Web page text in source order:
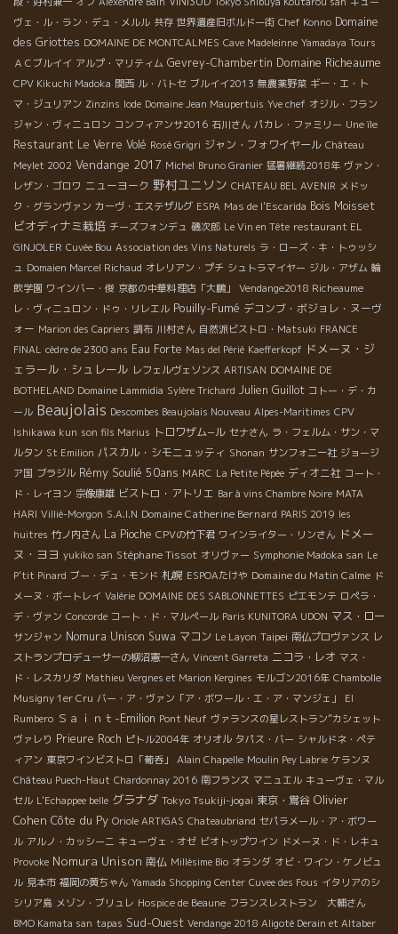
ヴェ・ル・ラン・デュ・メルル 共存 世界遺産旧ボルドー街 Chef Konno Domaine
des Griottes DOMAINE DE MONTCALMES Cave Madeleinne Yamadaya Tours
ＡＣブルイイ アルプ・マリティム Gevrey-Chambertin Domaine Richeaume
CPV Kikuchi Madoka 関西 ル・バトセ ブルイイ2013 無農薬野菜 ギー・エ・ト
マ・ジュリアン Zinzins Iode Domaine Jean Maupertuis Yve chef オジル・フラン
ジャン・ヴィニュロン コンフィアンサ2016 石川さん パカレ・ファミリー Une île
Restaurant Le Verre Volé Rosé Grigri ジャン・フォワイヤール Château
Meylet 2002 Vendange 2017 Michel Bruno Granier 猛暑継続2018年 ヴァン・
レザン・ゴロワ ニューヨーク 野村ユニソン CHATEAU BEL AVENIR メドッ
ク・グランヴァン カーヴ・エステザルグ ESPA Mas de l'Escarida Bois Moisset
ビオディナミ栽培 チーズフォンデュ 磯次郎 Le Vin en Tête restaurant EL
GINJOLER Cuvée Bou Association des Vins Naturels ラ・ローズ・キ・トゥッシ
ュ Domaien Marcel Richaud オレリアン・プチ シュトラマイヤー ジル・アザム 輪
飲学園 ワインバー・俊 京都の中華料理店「大鵬」
Vendange2018 Richeaume
レ・ヴィニュロン・ドゥ・リレエル Pouilly-Fumé デコンブ・ボジョレ・ヌーヴ
ォー Marion des Capriers 調布 川村さん 自然派ビストロ・Matsuki FRANCE
FINAL cèdre de 2300 ans Eau Forte Mas del Périé Kaefferkopf ドメーヌ・ジ
ェラール・シュレール レフェルヴェソンス ARTISAN DOMAINE DE
BOTHELAND Domaine Lammidia Sylère Trichard Julien Guillot コトー・デ・カ
ール Beaujolais Descombes Beaujolais Nouveau Alpes-Maritimes CPV
Ishikawa kun son fils Marius トロワザム−ル セナさん ラ・フェルム・サン・マ
ルタン St Emilion パスカル・シモニュッティ Shonan サンフォニー社 ジョージ
ア国 ブラジル Rémy Soulié 50ans MARC La Petite Pépée ディオニ社 コート・
ド・レイヨン 宗像康雄 ビストロ・アトリエ Bar à vins Chambre Noire MATA
HARI Villié-Morgon S.A.I.N Domaine Catherine Bernard PARIS 2019 les
huitres 竹ノ内さん La Pioche CPVの竹下君 ワインライター・リンさん ドメー
ヌ・ヨヨ yukiko san Stéphane Tissot オリヴァー Symphonie Madoka san Le
P'tit Pinard ブー・デュ・モンド 札幌 ESPOAたけや Domaine du Matin Calme ド
メーヌ・ボートレイ Valérie DOMAINE DES SABLONNETTES ピエモンテ ロペラ・
デ・ヴァン Concorde コート・ド・マルペール Paris KUNITORA UDON マス・ロー
サンジャン Nomura Unison Suwa マコン Le Layon Taipei 南仏プロヴァンス レ
ストランプロデューサーの柳沼憲一さん Vincent Garreta ニコラ・レオ マス・
ド・レスカリダ Mathieu Vergnes et Marion Kergines モルゴン2016年 Chambolle
Musigny 1er Cru バー・ア・ヴァン「ア・ボワール・エ・ア・マンジェ」
El
Rumbero Ｓａｉｎｔ-Emilion Pont Neuf ヴァランスの星レストラン”カシェット
ヴァレり Prieure Roch ピトル2004年 オリオル タパス・バー シャルドネ・ペテ
ィアン 東京ワインビストロ「葡呑」 Alain Chapelle Moulin Pey Labrie ケランヌ
Château Puech-Haut Chardonnay 2016 南フランス マニュエル キューヴェ・マル
セル L'Echappee belle グラナダ Tokyo Tsukiji-jogai 東京・鴬谷 Olivier
Cohen Côte du Py Oriole ARTIGAS Chateaubriand セパラメール・ア・ボワー
ル アルノ・カッシーニ キューヴェ・オゼ ビオトップワイン ドメーヌ・ド・レキュ
Provoke Nomura Unison 南仏 Millésime Bio オランダ オビ・ワイン・ケノビュ
ル 見本市 福岡の黄ちゃん Yamada Shopping Center Cuvee des Fous イタリアのシ
シリア島 メゾン・ブリュレ Hospice de Beaune フランスレストラン 大輔さん
BMO Kamata san tapas Sud-Ouest Vendange 2018 Aligoté Derain et Altaber